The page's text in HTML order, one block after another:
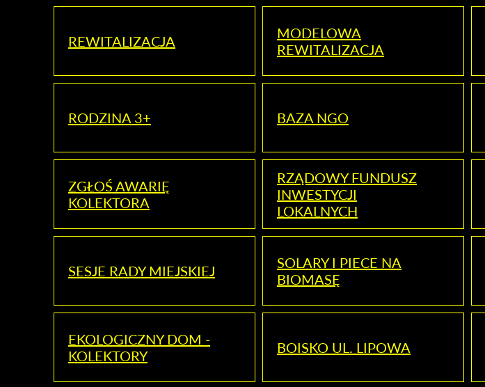
REWITALIZACJA
MODELOWA
REWITALIZACJA
RODZINA 3+ BAZA NGO
ZGŁOŚ AWARIĘ
KOLEKTORA
RZĄDOWY FUNDUSZ
INWESTYCJI
LOKALNYCH
SESJE RADY MIEJSKIEJ
SOLARY I PIECE NA
BIOMASĘ
EKOLOGICZNY DOM -
KOLEKTORY
BOISKO UL. LIPOWA